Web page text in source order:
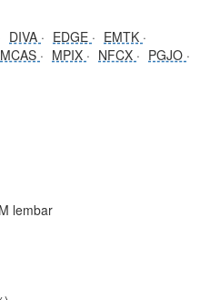
DIVA EDGE
EMTK
MCAS MPIX NFCX
PGJO
lembar